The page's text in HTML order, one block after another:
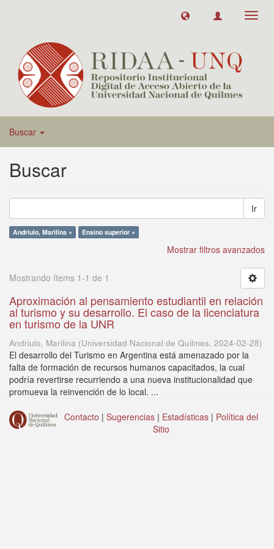
Buscar
Buscar
Ir
Andriulo, Marilina × Ensino superior ×
Mostrar filtros avanzados
Mostrando ítems 1-1 de 1
Aproximación al pensamiento estudiantil en relación
al turismo y su desarrollo. El caso de la licenciatura
en turismo de la UNR
Andriulo, Marilina (Universidad Nacional de Quilmes, 2024-02-28)
El desarrollo del Turismo en Argentina está amenazado por la
falta de formación de recursos humanos capacitados, la cual
podría revertirse recurriendo a una nueva institucionalidad que
promueva la reinvención de lo local. ...
Contacto | Sugerencias | Estadísticas | Política del
Sitio